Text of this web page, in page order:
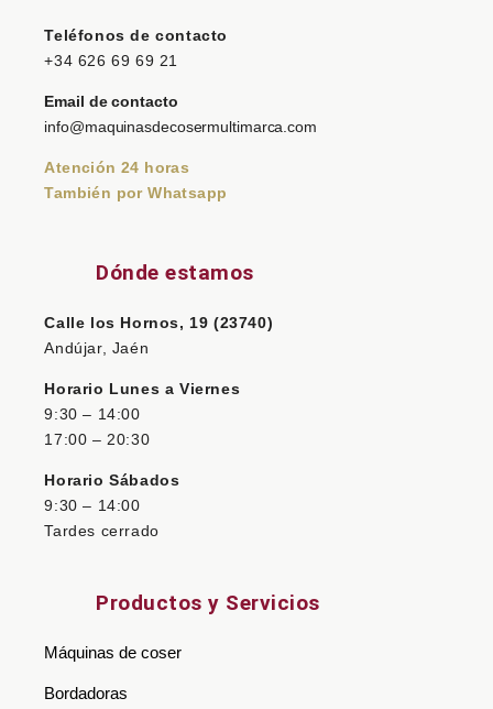
Teléfonos de contacto
+34 626 69 69 21
Email de contacto
info@maquinasdecosermultimarca.com
Atención 24 horas
También por Whatsapp
Dónde estamos
Calle los Hornos, 19 (23740)
Andújar, Jaén
Horario Lunes a Viernes
9:30 – 14:00
17:00 – 20:30
Horario Sábados
9:30 – 14:00
Tardes cerrado
Productos y Servicios
Máquinas de coser
Bordadoras